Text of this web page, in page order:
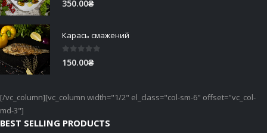
350.00₴
Карась смажений
0 out of 5
150.00₴
[/vc_column][vc_column width="1/2" el_class="col-sm-6" offset="vc_col-
md-3"]
BEST SELLING PRODUCTS